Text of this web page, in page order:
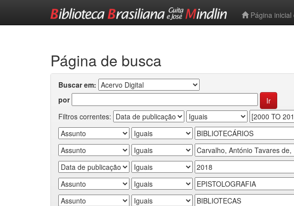
Página inicial
Página de busca
Buscar em:
por
Filtros correntes: